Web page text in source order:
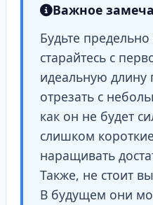
Важное
Будьте
старайтесь с
идеальную
отрезать с
как он не будет
слишком
наращивать
Также, не стоит
В будущем они